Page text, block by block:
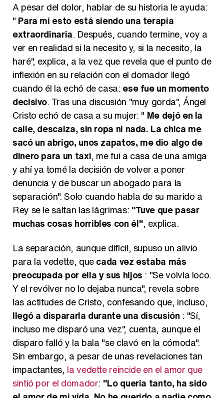
A pesar del dolor, hablar de su historia le ayuda:
" Para mí esto está siendo una terapia
extraordinaria. Después, cuando termine, voy a
ver en realidad si la necesito y, si la necesito, la
haré", explica, a la vez que revela que el punto de
inflexión en su relación con el domador llegó
cuando él la echó de casa: ese fue un momento
decisivo. Tras una discusión "muy gorda", Ángel
Cristo echó de casa a su mujer: " Me dejó en la
calle, descalza, sin ropa ni nada. La chica me
sacó un abrigo, unos zapatos, me dio algo de
dinero para un taxi, me fui a casa de una amiga
y ahí ya tomé la decisión de volver a poner
denuncia y de buscar un abogado para la
separación". Solo cuando habla de su marido a
Rey se le saltan las lágrimas: "Tuve que pasar
muchas cosas horribles con él", explica.
La separación, aunque difícil, supuso un alivio
para la vedette, quecada vez estaba más
preocupada por ella y sus hijos : "Se volvía loco.
Y el revólver no lo dejaba nunca", revela sobre
las actitudes de Cristo, confesando que, incluso,
llegó a dispararla durante una discusión : "Sí,
incluso me disparó una vez", cuenta, aunque el
disparo falló y la bala "se clavó en la cómoda".
Sin embargo, a pesar de unas revelaciones tan
impactantes, la vedette reincide en el amor que
sintió por el domador: "Lo quería tanto, ha sido